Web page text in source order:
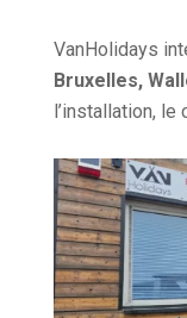
VanHolidays
Bruxelles,
l’installation,